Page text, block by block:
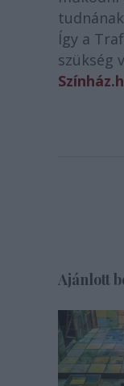
Így a
szükség
Ajánlott